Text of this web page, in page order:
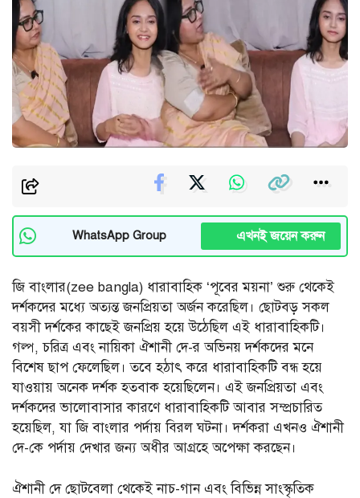
WhatsApp Group এখনই জয়েন করুন
জি বাংলার(zee bangla) ধারাবাহিক ‘পূবের ময়না’ শুরু থেকেই
দর্শকদের মধ্যে অত্যন্ত জনপ্রিয়তা অর্জন করেছিল। ছোটবড় সকল
বয়সী দর্শকের কাছেই জনপ্রিয় হয়ে উঠেছিল এই ধারাবাহিকটি।
গল্প, চরিত্র এবং নায়িকা ঐশানী দে-র অভিনয় দর্শকদের মনে
বিশেষ ছাপ ফেলেছিল। তবে হঠাৎ করে ধারাবাহিকটি বন্ধ হয়ে
যাওয়ায় অনেক দর্শক হতবাক হয়েছিলেন। এই জনপ্রিয়তা এবং
দর্শকদের ভালোবাসার কারণে ধারাবাহিকটি আবার সম্প্রচারিত
হয়েছিল, যা জি বাংলার পর্দায় বিরল ঘটনা। দর্শকরা এখনও ঐশানী
দে-কে পর্দায় দেখার জন্য অধীর আগ্রহে অপেক্ষা করছেন।
ঐশানী দে ছোটবেলা থেকেই নাচ-গান এবং বিভিন্ন সাংস্কৃতিক